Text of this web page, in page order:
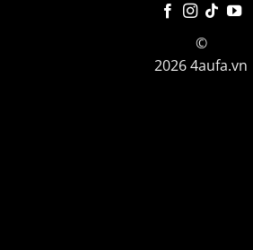
©
2026 4aufa.vn